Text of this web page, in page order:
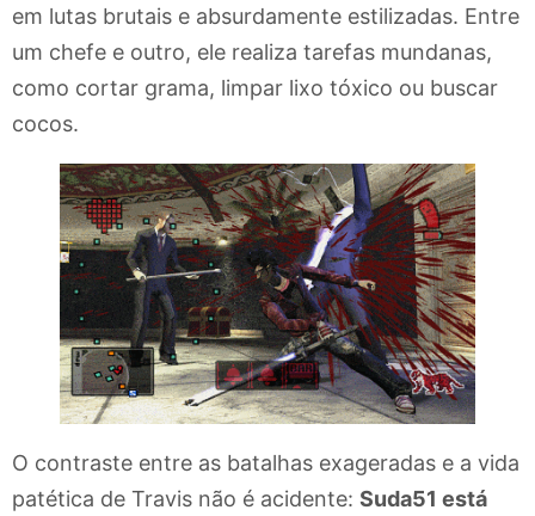
em lutas brutais e absurdamente estilizadas. Entre
um chefe e outro, ele realiza tarefas mundanas,
como cortar grama, limpar lixo tóxico ou buscar
cocos.
O contraste entre as batalhas exageradas e a vida
patética de Travis não é acidente: Suda51 está